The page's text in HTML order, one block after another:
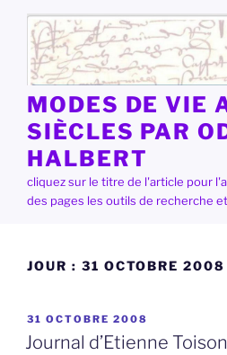
contenu
principal
MODES DE VIE
SIÈCLES PAR
HALBERT
cliquez sur le titre de l'article pour
des pages les outils de recherche
JOUR : 31 OCTOBRE 2008
PUBLIÉ
LE
31 OCTOBRE 2008
Journal d’Etienne